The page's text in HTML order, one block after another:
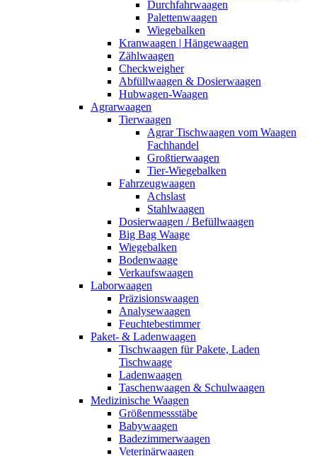
Durchfahrwaagen
Palettenwaagen
Wiegebalken
Kranwaagen | Hängewaagen
Zählwaagen
Checkweigher
Abfüllwaagen & Dosierwaagen
Hubwagen-Waagen
Agrarwaagen
Tierwaagen
Agrar Tischwaagen vom Waagen
Fachhandel
Großtierwaagen
Tier-Wiegebalken
Fahrzeugwaagen
Achslast
Stahlwaagen
Dosierwaagen / Befüllwaagen
Big Bag Waage
Wiegebalken
Bodenwaage
Verkaufswaagen
Laborwaagen
Präzisionswaagen
Analysewaagen
Feuchtebestimmer
Paket- & Ladenwaagen
Tischwaagen für Pakete, Laden
Tischwaage
Ladenwaagen
Taschenwaagen & Schulwaagen
Medizinische Waagen
Größenmessstäbe
Babywaagen
Badezimmerwaagen
Veterinärwaagen